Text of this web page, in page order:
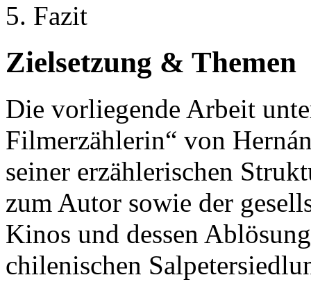
5. Fazit
Zielsetzung & Themen
Die vorliegende Arbeit
Filmerzählerin“ von
seiner erzählerischen
zum Autor sowie der
Kinos und dessen
chilenischen